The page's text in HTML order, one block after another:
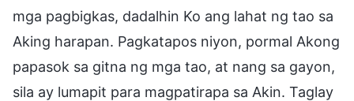
mga pagbigkas, dadalhin Ko ang lahat ng tao sa
Aking harapan. Pagkatapos niyon, pormal Akong
papasok sa gitna ng mga tao, at nang sa gayon,
sila ay lumapit para magpatirapa sa Akin. Taglay